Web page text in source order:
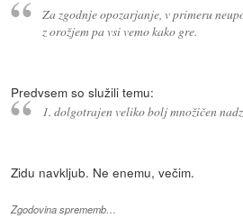
Za zgodnje opozarjanje, v primeru
z orožjem pa vsi vemo kako gre.
Predvsem so služili temu:
1. dolgotrajen veliko bolj množičen
Zidu navkljub. Ne enemu, večim.
Zgodovina sprememb…